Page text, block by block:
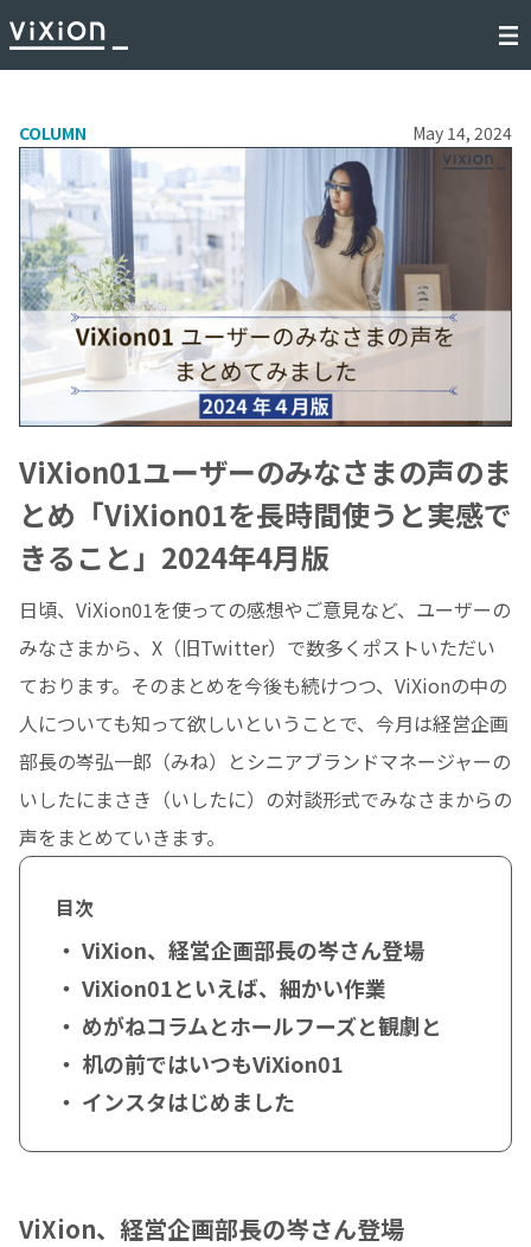
COLUMN May 14, 2024
ViXion01ユーザーのみなさまの声のま
とめ「ViXion01を長時間使うと実感で
きること」2024年4月版
日頃、ViXion01を使っての感想やご意見など、ユーザーの
みなさまから、X（旧Twitter）で数多くポストいただい
ております。そのまとめを今後も続けつつ、ViXionの中の
人についても知って欲しいということで、今月は経営企画
部長の岑弘一郎（みね）とシニアブランドマネージャーの
いしたにまさき（いしたに）の対談形式でみなさまからの
声をまとめていきます。
目次
・ ViXion、経営企画部長の岑さん登場
・ ViXion01といえば、細かい作業
・ めがねコラムとホールフーズと観劇と
・ 机の前ではいつもViXion01
・ インスタはじめました
ViXion、経営企画部長の岑さん登場